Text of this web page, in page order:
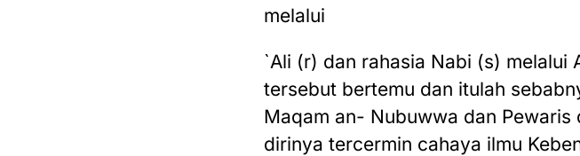
melalui
`Ali (r) dan rahasia Nabi (s) melalui
tersebut bertemu dan itulah
Maqam an- Nubuwwa dan
dirinya tercermin cahaya ilmu